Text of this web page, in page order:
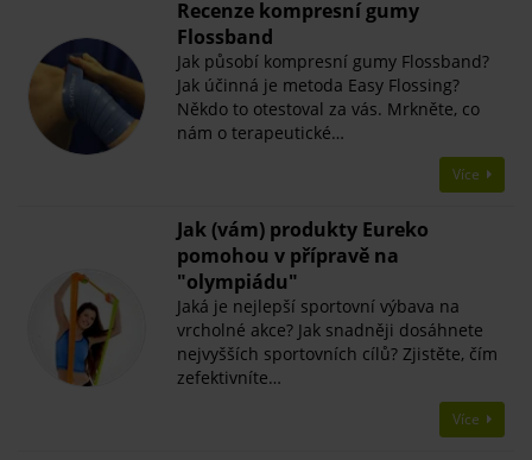
Recenze kompresní gumy
Flossband
Jak působí kompresní gumy Flossband?
Jak účinná je metoda Easy Flossing?
Někdo to otestoval za vás. Mrkněte, co
nám o terapeutické…
Více
Jak (vám) produkty Eureko
pomohou v přípravě na
"olympiádu"
Jaká je nejlepší sportovní výbava na
vrcholné akce? Jak snadněji dosáhnete
nejvyšších sportovních cílů? Zjistěte, čím
zefektivníte…
Více